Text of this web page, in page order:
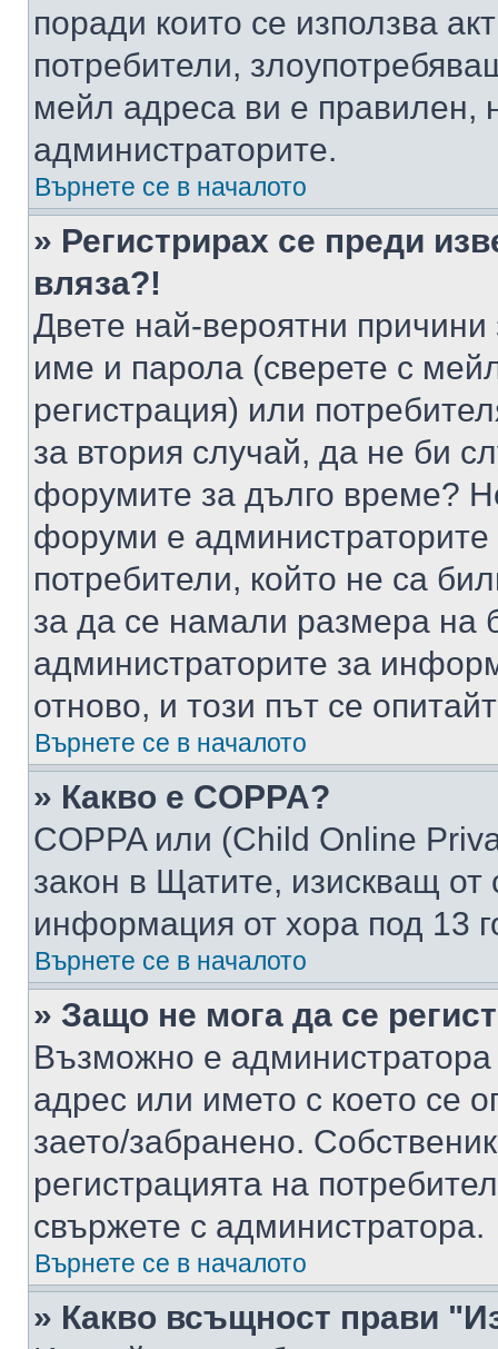
поради които се използва
потребители,
мейл адреса ви е правилен,
администраторите.
Върнете се в началото
» Регистрирах се преди
вляза?!
Двете най-вероятни
име и парола (сверете с
регистрация) или
за втория случай, да не би
форумите за дълго време?
форуми е администраторите
потребители, който не са
за да се намали размера на
администраторите за
отново, и този път се
Върнете се в началото
» Какво е COPPA?
COPPA или (Child Online
закон в Щатите, изискващ от
информация от хора под 13
Върнете се в началото
» Защо не мога да се
Възможно е
адрес или името с което се
заето/забранено.
регистрацията на
свържете с администратора.
Върнете се в началото
» Какво всъщност прави